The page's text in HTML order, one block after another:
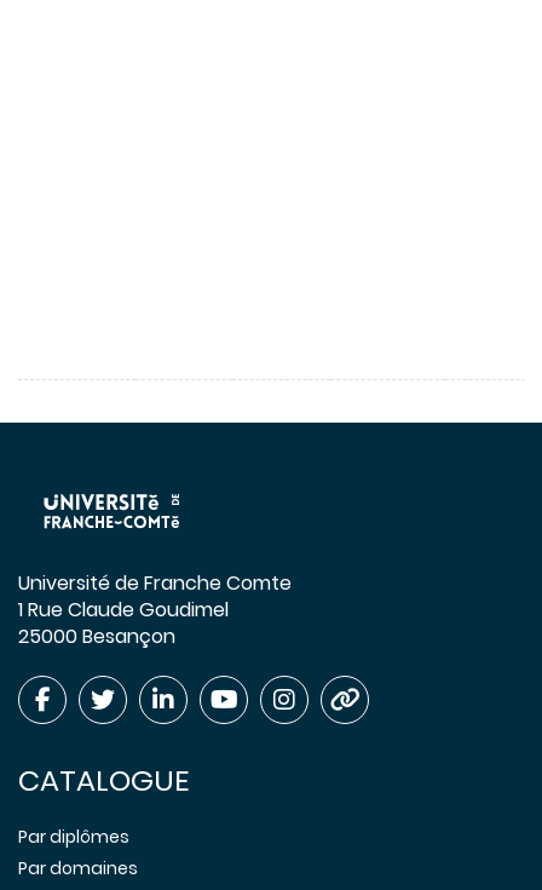
Université de Franche Comte
1 Rue Claude Goudimel
25000 Besançon
CATALOGUE
Par diplômes
Par domaines